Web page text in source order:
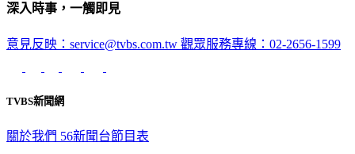
深入時事，一觸即見
意見反映：service@tvbs.com.tw 觀眾服務專線：02-2656-1599
TVBS新聞網
關於我們 56新聞台節目表